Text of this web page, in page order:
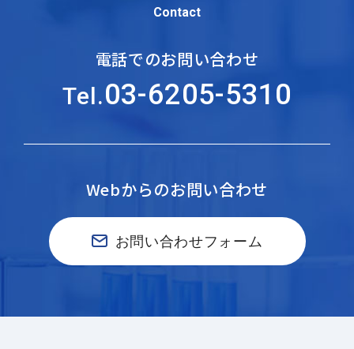
Contact
電話でのお問い合わせ
Tel.03-6205-5310
Webからのお問い合わせ
お問い合わせフォーム